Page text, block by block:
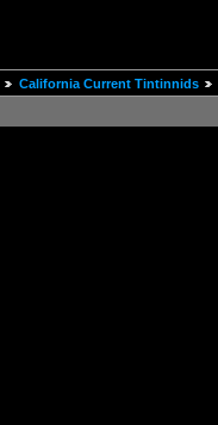
California Current Tintinnids